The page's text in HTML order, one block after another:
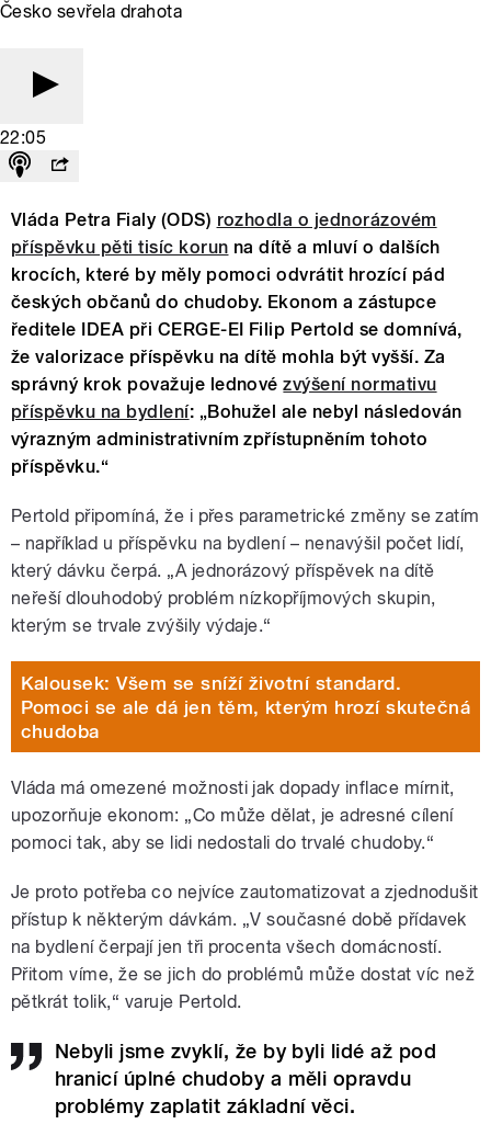
Česko sevřela drahota
22:05
Vláda Petra Fialy (ODS) rozhodla o jednorázovém
příspěvku pěti tisíc korun na dítě a mluví o dalších
krocích, které by měly pomoci odvrátit hrozící pád
českých občanů do chudoby. Ekonom a zástupce
ředitele IDEA při CERGE-EI Filip Pertold se domnívá,
že valorizace příspěvku na dítě mohla být vyšší. Za
správný krok považuje lednovézvýšení normativu
příspěvku na bydlení: „Bohužel ale nebyl následován
výrazným administrativním zpřístupněním tohoto
příspěvku.“
Pertold připomíná, že i přes parametrické změny se zatím
– například u příspěvku na bydlení – nenavýšil počet lidí,
který dávku čerpá. „A jednorázový příspěvek na dítě
neřeší dlouhodobý problém nízkopříjmových skupin,
kterým se trvale zvýšily výdaje.“
Kalousek: Všem se sníží životní standard.
Pomoci se ale dá jen těm, kterým hrozí skutečná
chudoba
Vláda má omezené možnosti jak dopady inflace mírnit,
upozorňuje ekonom: „Co může dělat, je adresné cílení
pomoci tak, aby se lidi nedostali do trvalé chudoby.“
Je proto potřeba co nejvíce zautomatizovat a zjednodušit
přístup k některým dávkám. „V současné době přídavek
na bydlení čerpají jen tři procenta všech domácností.
Přitom víme, že se jich do problémů může dostat víc než
pětkrát tolik,“ varuje Pertold.
Nebyli jsme zvyklí, že by byli lidé až pod
hranicí úplné chudoby a měli opravdu
problémy zaplatit základní věci.